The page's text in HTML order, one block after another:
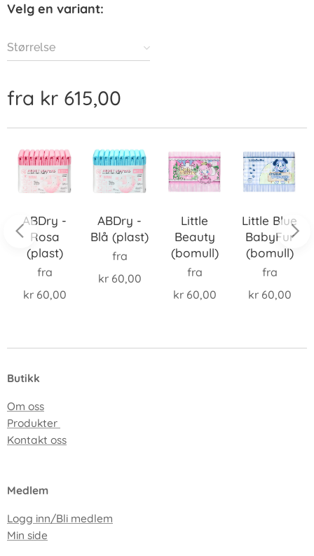
Velg en variant:
Størrelse
fra kr 615,00
ABDry -
Rosa
(plast)
fra
kr 60,00
ABDry -
Blå (plast)
fra
kr 60,00
Little
Beauty
(bomull)
fra
kr 60,00
Little Blue
BabyFur
(bomull)
fra
kr 60,00
Butikk
Om oss
Produkter
Kontakt oss
Medlem
Logg inn/Bli medlem
Min side